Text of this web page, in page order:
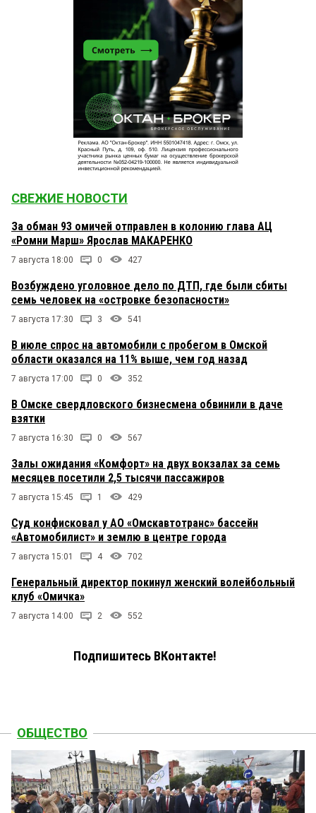
СВЕЖИЕ НОВОСТИ
За обман 93 омичей отправлен в колонию глава АЦ
«Ромни Марш» Ярослав МАКАРЕНКО
7 августа 18:00 0 427
Возбуждено уголовное дело по ДТП, где были сбиты
семь человек на «островке безопасности»
7 августа 17:30 3 541
В июле спрос на автомобили с пробегом в Омской
области оказался на 11% выше, чем год назад
7 августа 17:00 0 352
В Омске свердловского бизнесмена обвинили в даче
взятки
7 августа 16:30 0 567
Залы ожидания «Комфорт» на двух вокзалах за семь
месяцев посетили 2,5 тысячи пассажиров
7 августа 15:45 1 429
Суд конфисковал у АО «Омскавтотранс» бассейн
«Автомобилист» и землю в центре города
7 августа 15:01 4 702
Генеральный директор покинул женский волейбольный
клуб «Омичка»
7 августа 14:00 2 552
Подпишитесь ВКонтакте!
ОБЩЕСТВО